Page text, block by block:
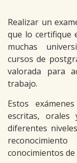
Realizar un
que lo certifique
muchas
cursos de
valorada para
trabajo.
Estos
escritas, orales
diferentes
conocimientos